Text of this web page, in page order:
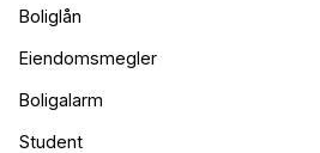
Boliglån
Eiendomsmegler
Boligalarm
Student